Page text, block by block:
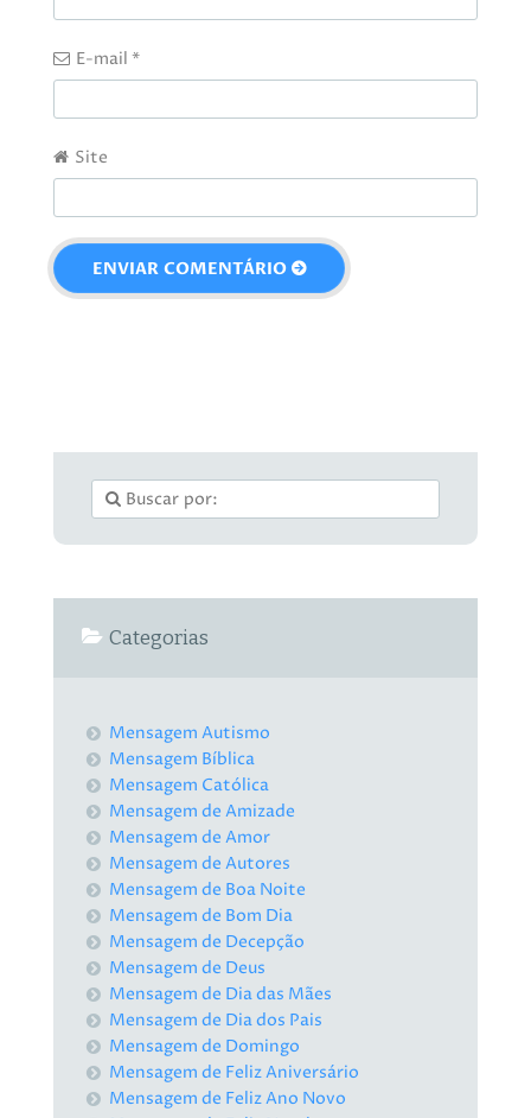
E-mail *
Site
Categorias
Mensagem Autismo
Mensagem Bíblica
Mensagem Católica
Mensagem de Amizade
Mensagem de Amor
Mensagem de Autores
Mensagem de Boa Noite
Mensagem de Bom Dia
Mensagem de Decepção
Mensagem de Deus
Mensagem de Dia das Mães
Mensagem de Dia dos Pais
Mensagem de Domingo
Mensagem de Feliz Aniversário
Mensagem de Feliz Ano Novo